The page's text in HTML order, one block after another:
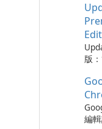
版
版
工
的
編